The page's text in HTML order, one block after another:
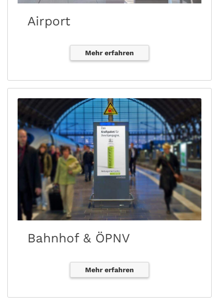
Airport
Mehr erfahren
Bahnhof & ÖPNV
Mehr erfahren